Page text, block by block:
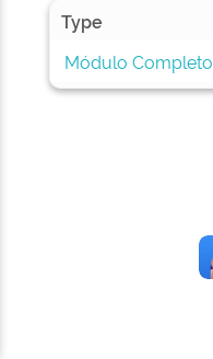
Type
Módulo Completo